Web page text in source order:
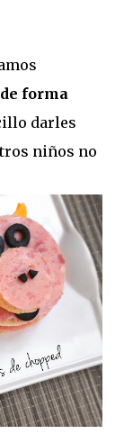
forma
darles
niños no